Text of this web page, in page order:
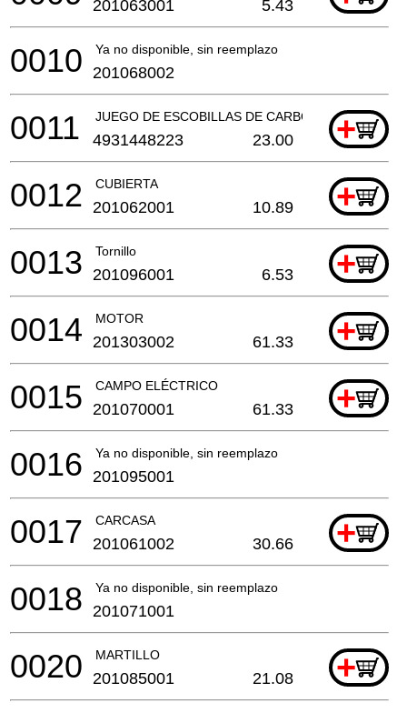
201063001 5.43
Ya no disponible, sin reemplazo
0010 201068002
JUEGO DE ESCOBILLAS DE CARBÓN +
0011 4931448223 23.00
CUBIERTA +
0012 201062001 10.89
Tornillo +
0013 201096001 6.53
MOTOR +
0014 201303002 61.33
CAMPO ELÉCTRICO +
0015 201070001 61.33
Ya no disponible, sin reemplazo
0016 201095001
CARCASA +
0017 201061002 30.66
Ya no disponible, sin reemplazo
0018 201071001
MARTILLO +
0020 201085001 21.08